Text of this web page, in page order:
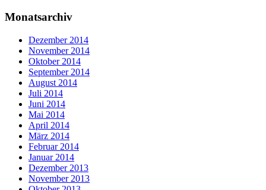
Monatsarchiv
Dezember 2014
November 2014
Oktober 2014
September 2014
August 2014
Juli 2014
Juni 2014
Mai 2014
April 2014
März 2014
Februar 2014
Januar 2014
Dezember 2013
November 2013